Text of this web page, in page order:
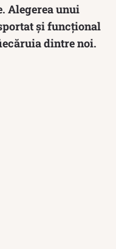
Alegerea unui
și funcțional
dintre noi.